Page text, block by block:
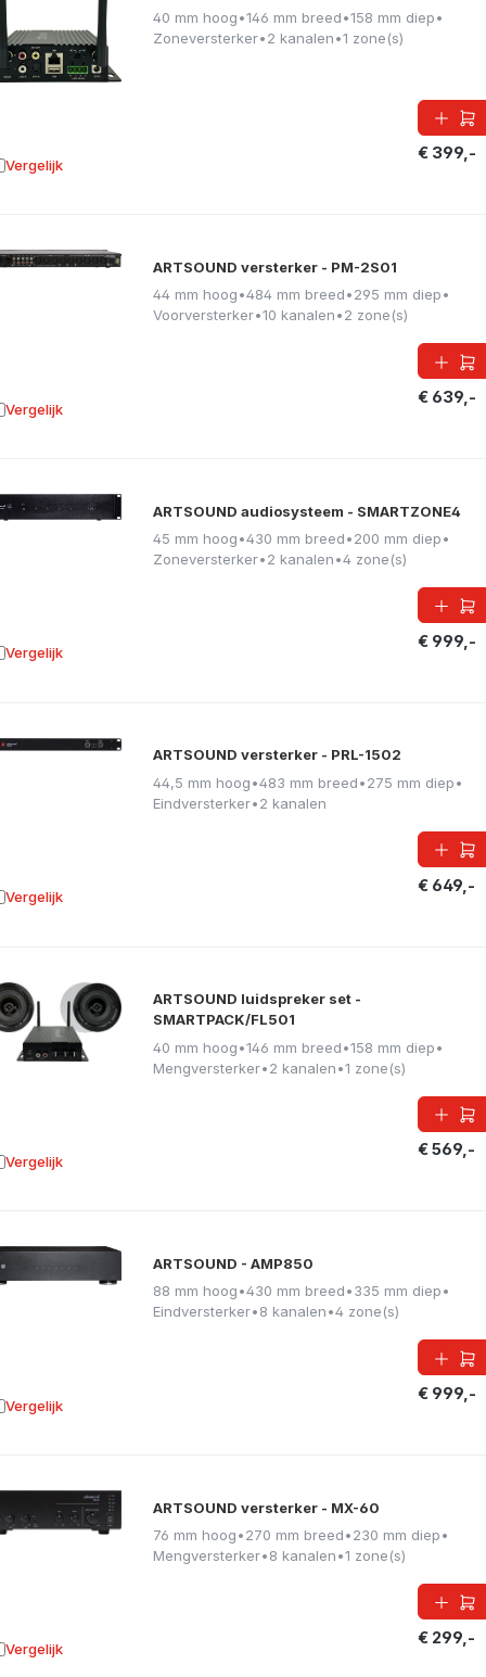
40 mm hoog•146 mm breed•158 mm diep•
Zoneversterker•2 kanalen•1 zone(s)
€ 399,-
Vergelijk aan vergelijking
ARTSOUND versterker - PM-2S01
44 mm hoog•484 mm breed•295 mm diep•
Voorversterker•10 kanalen•2 zone(s)
€ 639,-
Vergelijk aan vergelijking
ARTSOUND audiosysteem - SMARTZONE4
45 mm hoog•430 mm breed•200 mm diep•
Zoneversterker•2 kanalen•4 zone(s)
€ 999,-
Vergelijk aan vergelijking
ARTSOUND versterker - PRL-1502
44,5 mm hoog•483 mm breed•275 mm diep•
Eindversterker•2 kanalen
€ 649,-
Vergelijk aan vergelijking
ARTSOUND luidspreker set -
SMARTPACK/FL501
40 mm hoog•146 mm breed•158 mm diep•
Mengversterker•2 kanalen•1 zone(s)
€ 569,-
Vergelijk aan vergelijking
ARTSOUND - AMP850
88 mm hoog•430 mm breed•335 mm diep•
Eindversterker•8 kanalen•4 zone(s)
€ 999,-
Vergelijk aan vergelijking
ARTSOUND versterker - MX-60
76 mm hoog•270 mm breed•230 mm diep•
Mengversterker•8 kanalen•1 zone(s)
€ 299,-
Vergelijk aan vergelijking